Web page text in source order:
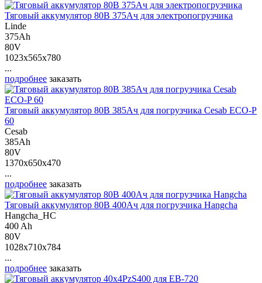
Тяговый аккумулятор 80В 375Ач для электропогрузчика
Linde
375Ah
80V
1023x565x780
...
подробнее заказать
Тяговый аккумулятор 80В 385Ач для погрузчика Cesab ECO-P
60
Cesab
385Ah
80V
1370x650x470
...
подробнее заказать
Тяговый аккумулятор 80В 400Ач для погрузчика Hangcha
Hangcha_HC
400 Ah
80V
1028x710x784
...
подробнее заказать